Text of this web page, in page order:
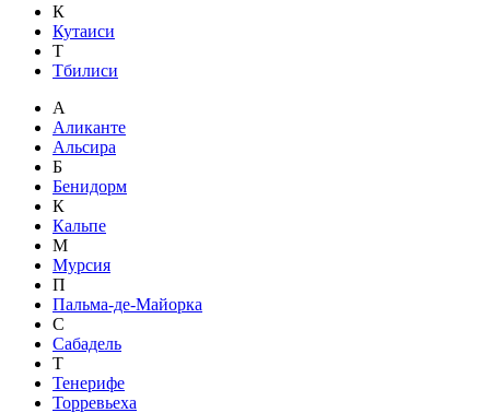
К
Кутаиси
Т
Тбилиси
А
Аликанте
Альсира
Б
Бенидорм
К
Кальпе
М
Мурсия
П
Пальма-де-Майорка
С
Сабадель
Т
Тенерифе
Торревьеха